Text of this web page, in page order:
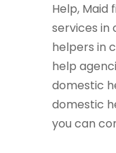
Help, Maid
services in
helpers in
help
domestic
domestic
you can